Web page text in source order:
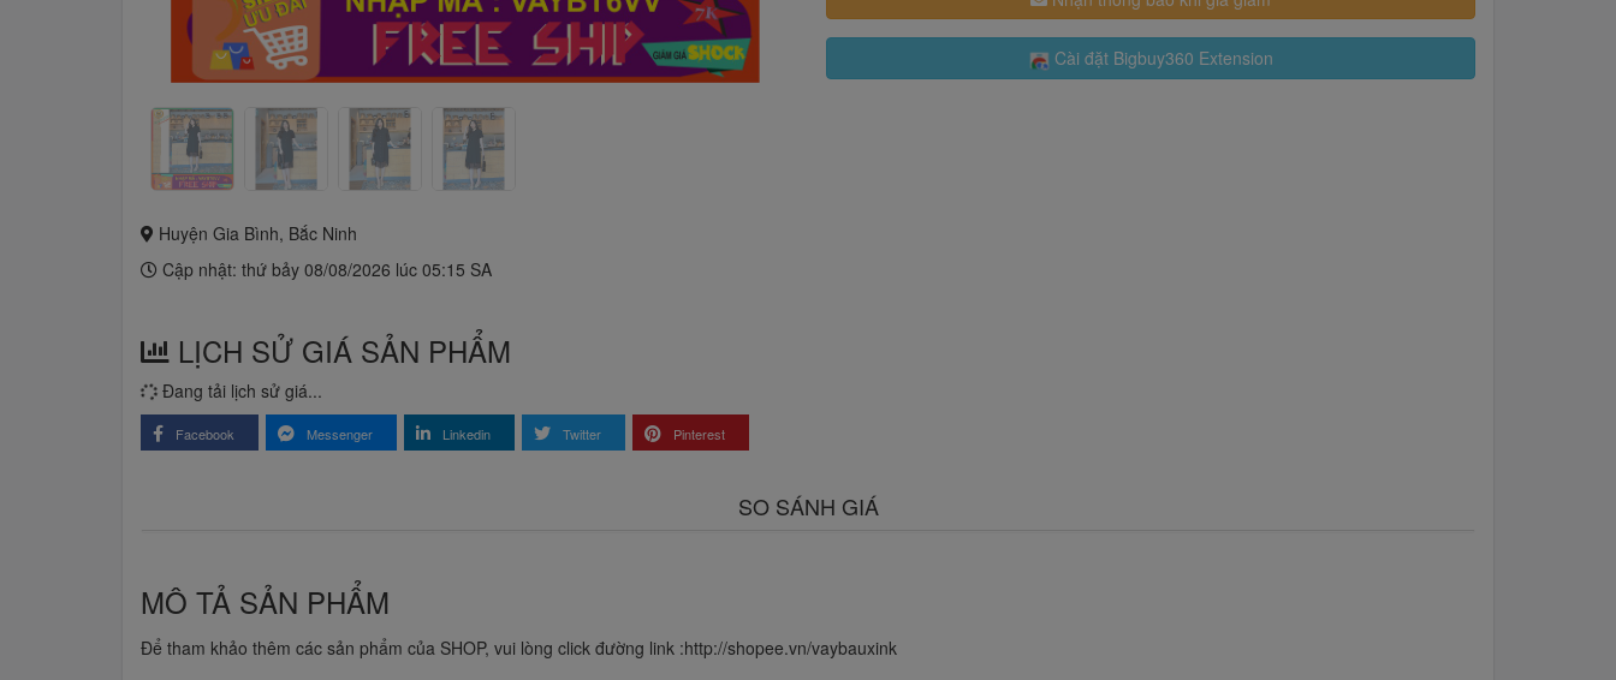
Cài đặt Bigbuy360 Extension
Huyện Gia Bình, Bắc Ninh
Cập nhật: thứ bảy 08/08/2026 lúc 05:15 SA
LỊCH SỬ GIÁ SẢN PHẨM
Đang tải lịch sử giá...
Facebook Messenger Linkedin Twitter Pinterest
SO SÁNH GIÁ
MÔ TẢ SẢN PHẨM
Để tham khảo thêm các sản phẩm của SHOP, vui lòng click đường link :http://shopee.vn/vaybauxink